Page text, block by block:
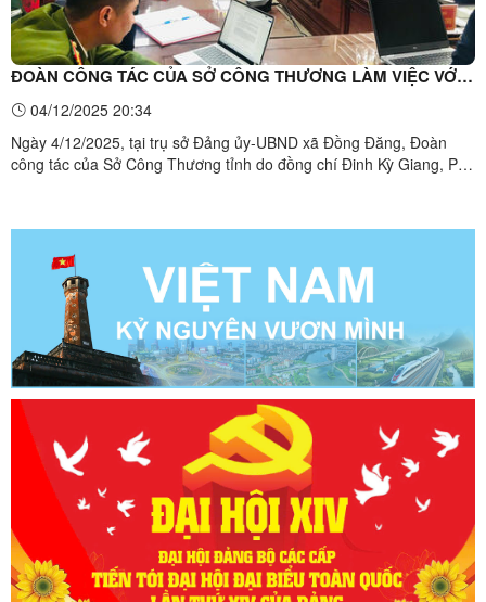
ĐOÀN CÔNG TÁC CỦA SỞ CÔNG THƯƠNG LÀM VIỆC VỚI
UBND CÁC XÃ
04/12/2025 20:34
Ngày 4/12/2025, tại trụ sở Đảng ủy-UBND xã Đồng Đăng, Đoàn
công tác của Sở Công Thương tỉnh do đồng chí Đinh Kỳ Giang, Phó
về tình hình quản lý thị trường và hoạt động thương mại ...